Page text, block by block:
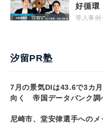
好循環
導入事例
汐留PR塾
7月の景気DIは43.6で3カ
向く 帝国データバンク調
尼崎市、堂安律選手への